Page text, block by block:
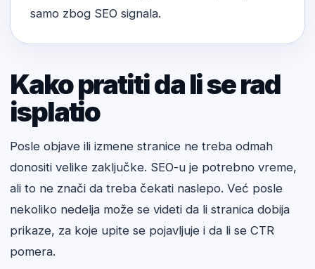
samo zbog SEO signala.
Kako pratiti da li se rad
isplatio
Posle objave ili izmene stranice ne treba odmah
donositi velike zaključke. SEO-u je potrebno vreme,
ali to ne znači da treba čekati naslepo. Već posle
nekoliko nedelja može se videti da li stranica dobija
prikaze, za koje upite se pojavljuje i da li se CTR
pomera.